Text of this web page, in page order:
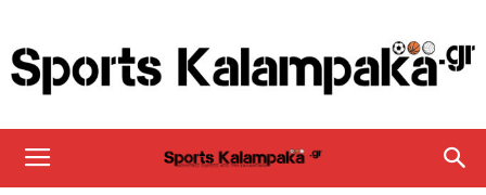
sportskalampaka